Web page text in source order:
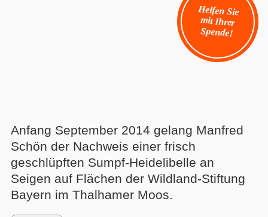
Helfen Sie
mit Ihrer
Spende!
Anfang September 2014 gelang Manfred
Schön der Nachweis einer frisch
geschlüpften Sumpf-Heidelibelle an
Seigen auf Flächen der Wildland-Stiftung
Bayern im Thalhamer Moos.